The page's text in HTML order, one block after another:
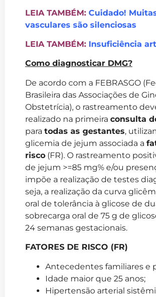
LEIA TAMBÉM: Cuidado!
vasculares são silenciosas
LEIA TAMBÉM: Insuficiência
Como diagnosticar DMG?
De acordo com a FEBRASGO
Brasileira das Associações de
Obstetrícia), o rastreamento
realizado na primeira consulta
para todas as gestantes,
glicemia de jejum associada a
risco (FR). O rastreamento
de jejum >=85 mg% e/ou
impõe a realização de testes
seja, a realização da curva
oral de tolerância à glicose de
sobrecarga oral de 75 g de
24 semanas gestacionais.
FATORES DE RISCO (FR)
Antecedentes familiares e
Idade maior que 25 anos;
Hipertensão arterial